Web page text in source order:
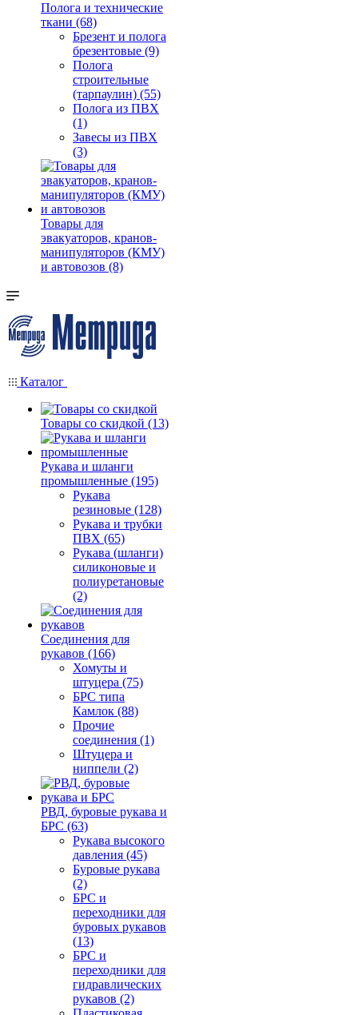
Полога и технические
ткани (68)
Брезент и полога
брезентовые (9)
Полога
строительные
(тарпаулин) (55)
Полога из ПВХ
(1)
Завесы из ПВХ
(3)
Товары для
эвакуаторов, кранов-
манипуляторов (КМУ)
и автовозов (8)
Каталог
Товары со скидкой (13)
Рукава и шланги
промышленные (195)
Рукава
резиновые (128)
Рукава и трубки
ПВХ (65)
Рукава (шланги)
силиконовые и
полиуретановые
(2)
Соединения для
рукавов (166)
Хомуты и
штуцера (75)
БРС типа
Камлок (88)
Прочие
соединения (1)
Штуцера и
ниппели (2)
РВД, буровые рукава и
БРС (63)
Рукава высокого
давления (45)
Буровые рукава
(2)
БРС и
переходники для
буровых рукавов
(13)
БРС и
переходники для
гидравлических
рукавов (2)